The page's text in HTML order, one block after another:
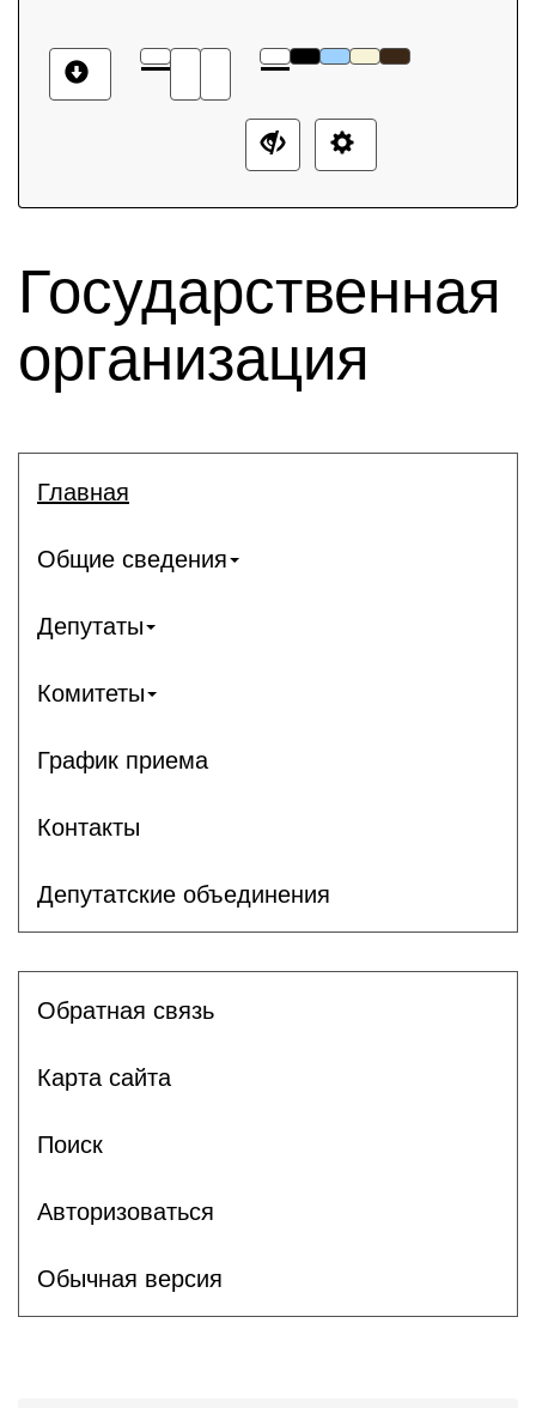
Государственная
организация
Главная
Общие сведения
Депутаты
Комитеты
График приема
Контакты
Депутатские объединения
Обратная связь
Карта сайта
Поиск
Авторизоваться
Обычная версия